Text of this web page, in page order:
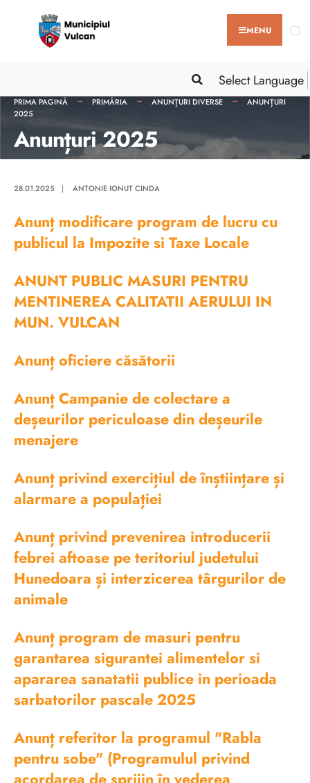
MENU
Select Language
PRIMA PAGINĂ PRIMĂRIA ANUNȚURI DIVERSE
ANUNȚURI
2025
Anunțuri 2025
28.01.2025 | ANTONIE IONUT CINDA
Anunț modificare program de lucru cu
publicul la Impozite si Taxe Locale
ANUNT PUBLIC MASURI PENTRU
MENTINEREA CALITATII AERULUI IN
MUN. VULCAN
Anunț oficiere căsătorii
Anunț Campanie de colectare a
deșeurilor periculoase din deșeurile
menajere
Anunț privind exercițiul de înștiințare și
alarmare a populației
Anunț privind prevenirea introducerii
febrei aftoase pe teritoriul judetului
Hunedoara și interzicerea târgurilor de
animale
Anunț program de masuri pentru
garantarea sigurantei alimentelor si
apararea sanatatii publice in perioada
sarbatorilor pascale 2025
Anunț referitor la programul "Rabla
pentru sobe" (Programulul privind